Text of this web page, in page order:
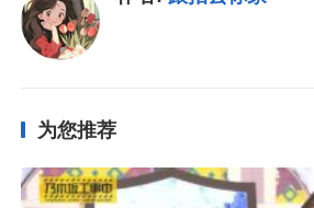
为您推荐